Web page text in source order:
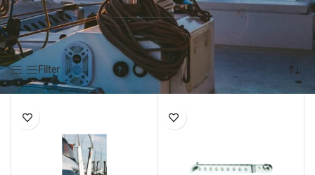
Start /Shop /Deck / Wanten
Alle 8 Ergebnisse werden angezeigt
Filter